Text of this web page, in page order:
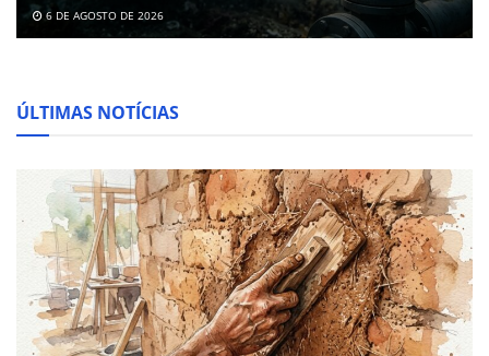
6 DE AGOSTO DE 2026
ÚLTIMAS NOTÍCIAS